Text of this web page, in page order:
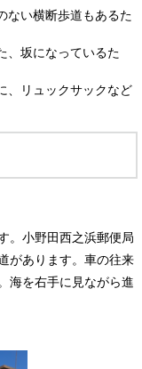
ない横断歩道もあるた
、坂になっているた
、リュックサックなど
。小野田西之浜郵便局
があります。車の往来
海を右手に見ながら進